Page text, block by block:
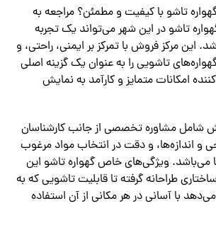
تاشو با کیفیت و مطمئن؟ مراجعه به
تاشو در این شهر می‌تواند یک تجربه
این مرکز فروش با تمرکز بر ایمنی، راحتی، و
تاشویی را به عنوان یک گزینه اصلی
امکانات متمایز و کارآمد به نمایش
شامل مشاوره تخصصی از جانب کارشناسان
و اندازه‌ها، و دقت در انتخاب مواد مرغوب
می‌باشد. ویژگی‌های خاص گهواره تاشو این
ساختاری طراحانه گرفته تا قابلیت تاشویی که به
می‌دهد با آسانی در هر مکانی از آن استفاده